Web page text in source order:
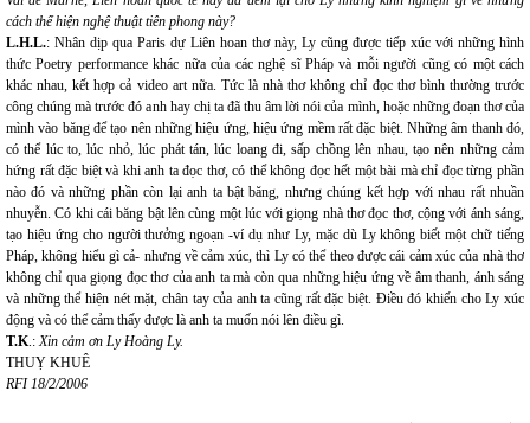
cách thể hiện nghệ thuật tiên phong này?
L.H.L.: Nhân dịp qua Paris dự Liên hoan thơ này, Ly cũng được tiếp xúc với những hình
thức Poetry performance khác nữa của các nghệ sĩ Pháp và mỗi người cũng có một cách
khác nhau, kết hợp cả video art nữa. Tức là nhà thơ không chỉ đọc thơ bình thường trước
công chúng mà trước đó anh hay chị ta đã thu âm lời nói của mình, hoặc những đoạn thơ của
mình vào băng để tạo nên những hiệu ứng, hiệu ứng mềm rất đặc biệt. Những âm thanh đó,
có thể lúc to, lúc nhỏ, lúc phát tán, lúc loang đi, sấp chồng lên nhau, tạo nên những cảm
hứng rất đặc biệt và khi anh ta đọc thơ, có thể không đọc hết một bài mà chỉ đọc từng phần
nào đó và những phần còn lại anh ta bật băng, nhưng chúng kết hợp với nhau rất nhuần
nhuyễn. Có khi cái băng bật lên cùng một lúc với giọng nhà thơ đọc thơ, cộng với ánh sáng,
tạo hiệu ứng cho người thưởng ngoạn -ví dụ như Ly, mặc dù Ly không biết một chữ tiếng
Pháp, không hiểu gì cả- nhưng về cảm xúc, thì Ly có thể theo được cái cảm xúc của nhà thơ
không chỉ qua giọng đọc thơ của anh ta mà còn qua những hiệu ứng về âm thanh, ánh sáng
và những thể hiện nét mặt, chân tay của anh ta cũng rất đặc biệt. Điều đó khiến cho Ly xúc
động và có thể cảm thấy được là anh ta muốn nói lên điều gì.
T.K.:Xin cảm ơn Ly Hoàng Ly.
THUỴ KHUÊ
RFI 18/2/2006